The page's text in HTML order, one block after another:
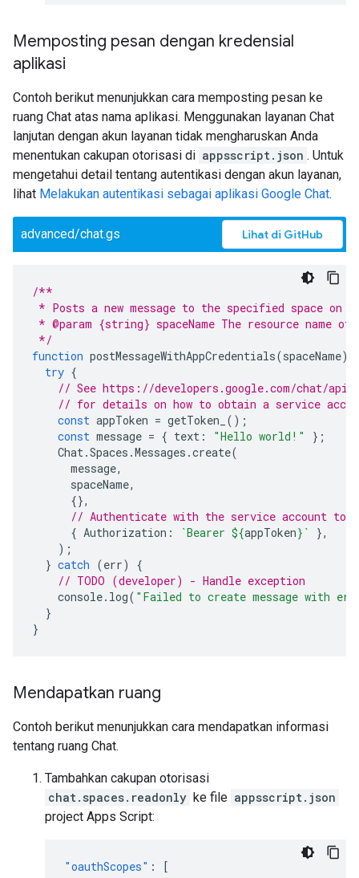
Memposting pesan dengan kredensial
aplikasi
Contoh berikut menunjukkan cara memposting pesan ke
ruang Chat atas nama aplikasi. Menggunakan layanan Chat
lanjutan dengan akun layanan tidak mengharuskan Anda
menentukan cakupan otorisasi di appsscript.json . Untuk
mengetahui detail tentang autentikasi dengan akun layanan,
lihat Melakukan autentikasi sebagai aplikasi Google Chat.
advanced/chat.gs Lihat di GitHub
/**
* Posts a new message to the specified space on
* @param {string} spaceName The resource name
*/
function postMessageWithAppCredentials(spaceName)
try {
// See https://developers.google.com/chat/api/
// for details on how to obtain a service
const appToken = getToken_ ();
const message = { text : "Hello world!"
};
Chat.Spaces .Messages .create(
message,
spaceName,
{},
// Authenticate with the service account
{ Authorization : `Bearer ${appToken} `
},
);
} catch (err)
{
// TODO (developer) - Handle exception
console. log( "Failed to create message with
}
}
Mendapatkan ruang
Contoh berikut menunjukkan cara mendapatkan informasi
tentang ruang Chat.
Tambahkan cakupan otorisasi
chat.spaces.readonly ke file appsscript.json
project Apps Script:
"oauthScopes" :
[